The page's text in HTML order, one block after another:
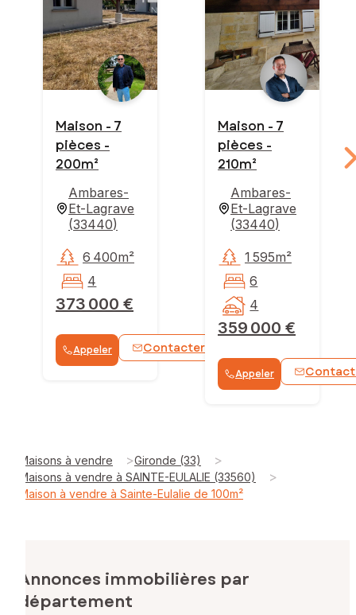
Maison - 7
pièces -
200m²
Ambares-
Et-Lagrave
(33440)
373 000 €
6 400m²
4
Appeler Contacter
Maison - 7
pièces -
210m²
Ambares-
Et-Lagrave
(33440)
359 000 €
1 595m²
6
4
Appeler
Maisons à vendre >Gironde (33) >
Maisons à vendre à SAINTE-EULALIE (33560) >
Maison à vendre à Sainte-Eulalie de 100m²
Annonces immobilières par
département